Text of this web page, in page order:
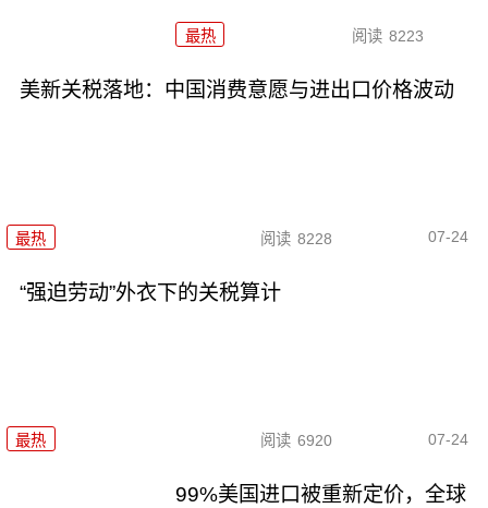
最热 阅读 8223
美新关税落地：中国消费意愿与进出口价格波动
最热 阅读 8228 07-24
“强迫劳动”外衣下的关税算计
最热 阅读 6920 07-24
99%美国进口被重新定价，全球